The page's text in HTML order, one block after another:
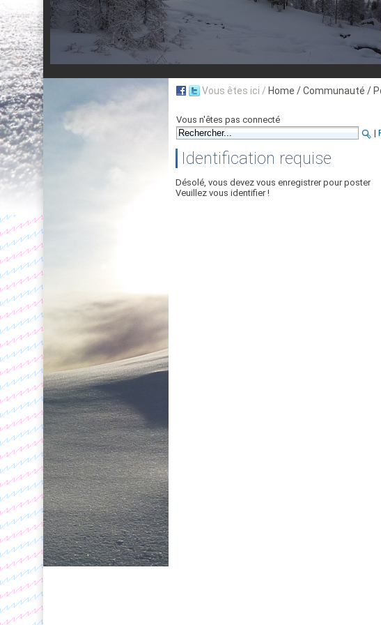
Vous êtes ici / Home / Communauté /
Vous n'êtes pas connecté
|
Identification requise
Désolé, vous devez vous enregistrer pour poster
Veuillez vous identifier !